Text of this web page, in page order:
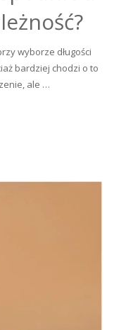
wyborze długości
bardziej chodzi o to
ale …